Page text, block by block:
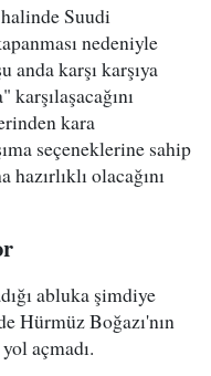
Suudi
nedeniyle
karşı karşıya
kara
seçeneklerine sahip
olacağını
abluka şimdiye
Hürmüz Boğazı'nın
açmadı.